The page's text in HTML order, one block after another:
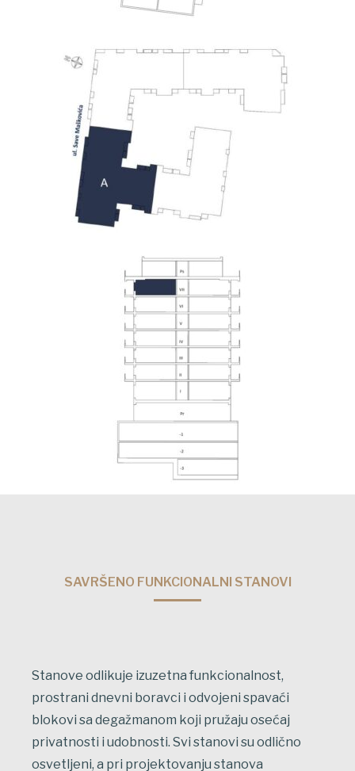
SAVRŠENO FUNKCIONALNI STANOVI
Stanove odlikuje izuzetna funkcionalnost,
prostrani dnevni boravci i odvojeni spavaći
blokovi sa degažmanom koji pružaju osećaj
privatnosti i udobnosti. Svi stanovi su odlično
osvetljeni, a pri projektovanju stanova